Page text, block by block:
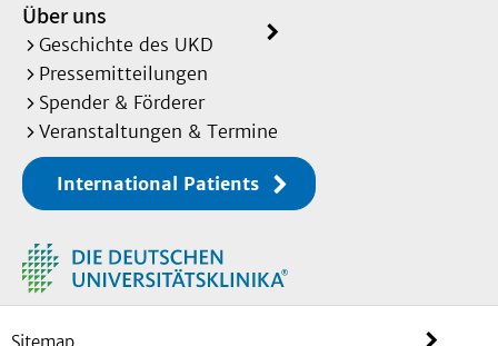
Über uns
Geschichte des UKD
Pressemitteilungen
Spender & Förderer
Veranstaltungen & Termine
International Patients
Sitemap